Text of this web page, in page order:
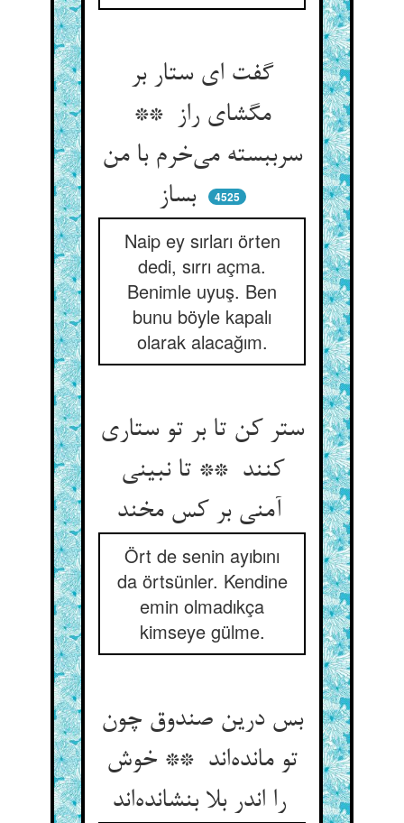
گفت ای ستار بر
مگشای راز **
سرببسته می‌خرم با من
بساز
4525
Naip ey sırları örten
dedi, sırrı açma.
Benimle uyuş. Ben
bunu böyle kapalı
olarak alacağım.
ستر کن تا بر تو ستاری
کنند ** تا نبینی
Ört de senin ayıbını
da örtsünler. Kendine
emin olmadıkça
kimseye gülme.
بس درین صندوق چون
تو مانده‌اند ** خوش
را اندر بلا بنشانده‌اند